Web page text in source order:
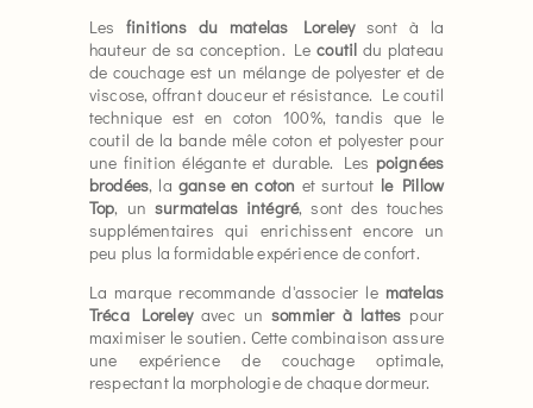
Les finitions du matelas Loreleysont à la
hauteur de sa conception. Lecoutil du plateau
de couchage est un mélange de polyester et de
viscose, offrant douceur et résistance. Le coutil
technique est en coton 100%, tandis que le
coutil de la bande mêle coton et polyester pour
une finition élégante et durable. Les poignées
brodées, la ganse en coton et surtout le Pillow
Top, un surmatelas intégré, sont des touches
supplémentaires qui enrichissent encore un
peu plus la formidable expérience de confort.
La marque recommande d'associer le matelas
Tréca Loreleyavec un sommier à lattes pour
maximiser le soutien. Cette combinaison assure
une expérience de couchage optimale,
respectant la morphologie de chaque dormeur.